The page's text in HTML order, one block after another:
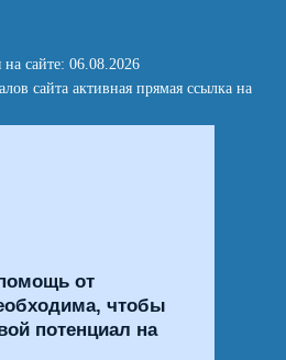
сайте: 06.08.2026
сайта активная прямая ссылка на
от
чтобы
потенциал на